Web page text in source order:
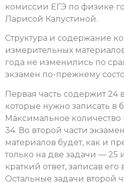
комиссии ЕГЭ по физике
Ларисой Капустиной.
Структура и содержание
измерительных
года не изменились по
экзамен по-прежнему
Первая часть содержит 24
которые нужно записать в
Максимальное
34. Во второй части
материалов будет, как и
только на две задачи — 25
краткий ответ, записав его
Остальные задачи второй